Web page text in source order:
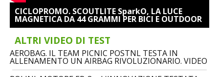
CICLOPROMO. SCOUTLITE SparkO, LA LUCE
MAGNETICA DA 44 GRAMMI PER BICI E OUTDOOR
ALTRI VIDEO DI TEST
AEROBAG. IL TEAM PICNIC POSTNL TESTA IN
ALLENAMENTO UN AIRBAG RIVOLUZIONARIO. VIDEO